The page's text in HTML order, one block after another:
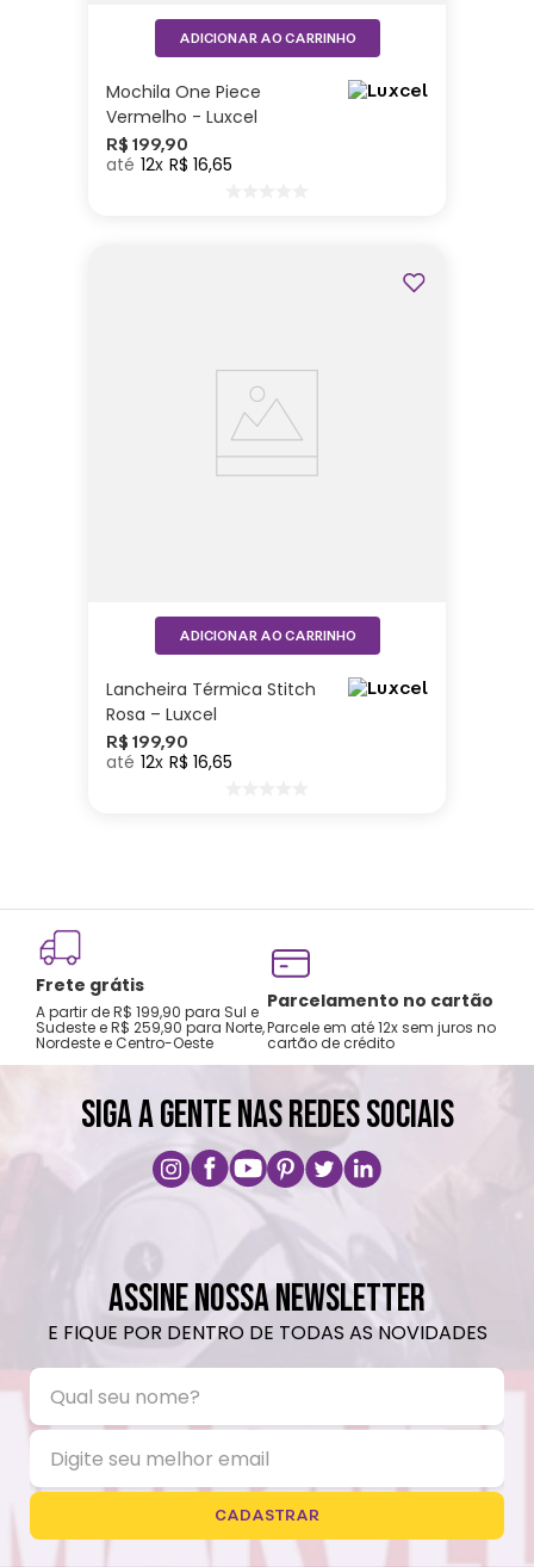
Mochila One Piece
Vermelho - Luxcel
R$ 199,90
12 R$ 16,65
ADICIONAR AO CARRINHO
Lancheira Térmica Stitch
Rosa – Luxcel
R$ 199,90
12 R$ 16,65
ADICIONAR AO CARRINHO
Frete grátis
A partir de R$ 199,90 para Sul e
Sudeste e R$ 259,90 para Norte,
Nordeste e Centro-Oeste
Parcelamento no cartão
Parcele em até 12x sem juros no
cartão de crédito
SIGA A GENTE NAS REDES SOCIAIS
ASSINE NOSSA NEWSLETTER
E FIQUE POR DENTRO DE TODAS AS NOVIDADES
CADASTRAR